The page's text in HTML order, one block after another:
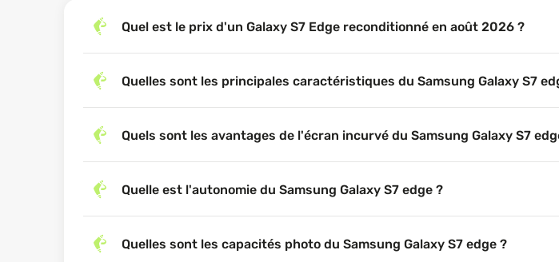
Quel est le prix d'un Galaxy S7 Edge reconditionné en août 2026 ?
Quelles sont les principales caractéristiques du Samsung Galaxy S7
Quels sont les avantages de l'écran incurvé du Samsung Galaxy S7
Quelle est l'autonomie du Samsung Galaxy S7 edge ?
Quelles sont les capacités photo du Samsung Galaxy S7 edge ?